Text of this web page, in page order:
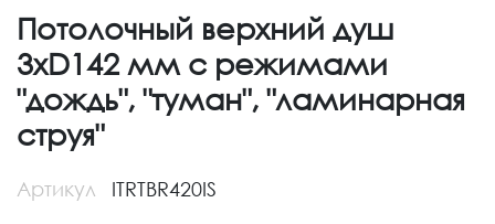
Потолочный верхний душ
3хD142 мм с режимами
"дождь", "туман", "ламинарная
струя"
Артикул ITRTBR420IS